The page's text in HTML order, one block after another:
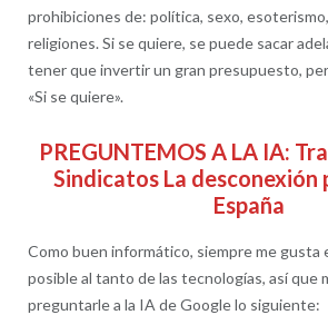
prohibiciones de: política, sexo,
religiones. Si se quiere, se puede sacar
tener que invertir un gran presupuesto,
«Si se quiere».
PREGUNTEMOS A LA IA:
Sindicatos La desconexión
España
Como buen informático, siempre me gusta
posible al tanto de las tecnologías, así que
preguntarle a la IA de Google lo siguiente: